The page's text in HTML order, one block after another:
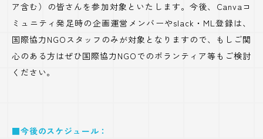
ア含む）の皆さんを参加対象といたします。今後、Canvaコ
ミュニティ発足時の企画運営メンバーやslack・ML登録は、
国際協力NGOスタッフのみが対象となりますので、もしご関
心のある方はぜひ国際協力NGOでのボランティア等もご検討
ください。
■今後のスケジュール：